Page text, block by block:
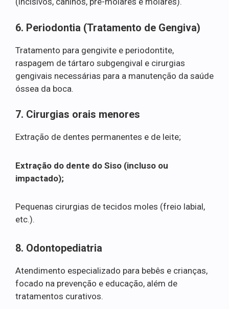
6. Periodontia (Tratamento de Gengiva)
Tratamento para gengivite e periodontite,
raspagem de tártaro subgengival e cirurgias
gengivais necessárias para a manutenção da saúde
óssea da boca.
7. Cirurgias orais menores
Extração de dentes permanentes e de leite;
Extração do dente do Siso (incluso ou
impactado);
Pequenas cirurgias de tecidos moles (freio labial,
etc.).
8. Odontopediatria
Atendimento especializado para bebês e crianças,
focado na prevenção e educação, além de
tratamentos curativos.